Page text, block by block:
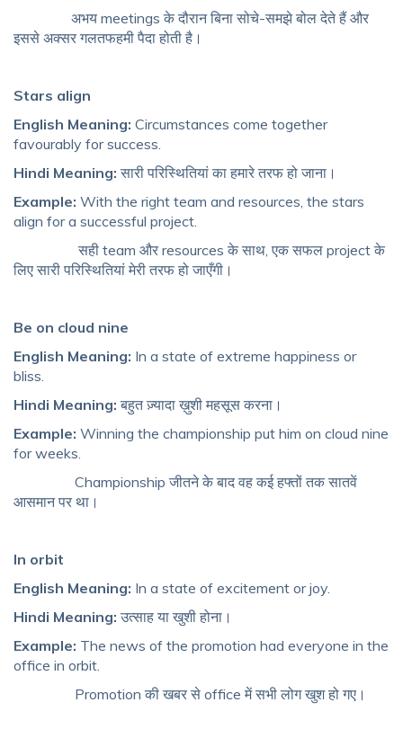
अभय meetings के दौरान बिना सोचे-समझे बोल देते हैं और
इससे अक्सर गलतफहमी पैदा होती है।
Stars align
English Meaning: Circumstances come together
favourably for success.
Hindi Meaning: सारी परिस्थितियां का हमारे तरफ हो जाना।
Example: With the right team and resources, the stars
align for a successful project.
सही team और resources के साथ, एक सफल project के
लिए सारी परिस्थितियां मेरी तरफ हो जाएँगी।
Be on cloud nine
English Meaning: In a state of extreme happiness or
bliss.
Hindi Meaning: बहुत ज़्यादा ख़ुशी महसूस करना।
Example: Winning the championship put him on cloud nine
for weeks.
Championship जीतने के बाद वह कई हफ्तों तक सातवें
आसमान पर था।
In orbit
English Meaning: In a state of excitement or joy.
Hindi Meaning: उत्साह या खुशी होना।
Example: The news of the promotion had everyone in the
office in orbit.
Promotion की खबर से office में सभी लोग खुश हो गए।